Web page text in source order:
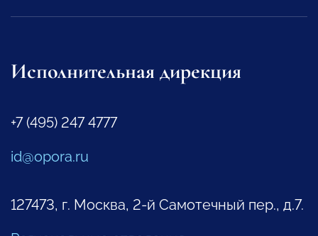
Исполнительная дирекция
+7 (495) 247 4777
id@opora.ru
127473, г. Москва, 2-й Самотечный пер., д.7.